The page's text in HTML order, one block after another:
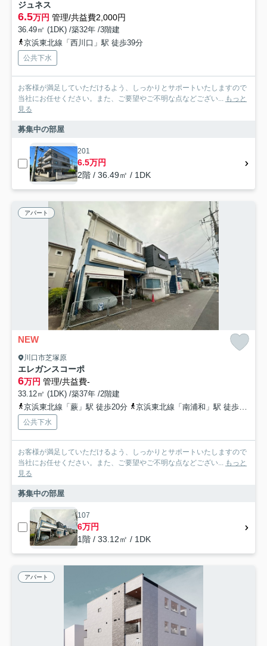
ジュネス
6.5万円 管理/共益費2,000円
36.49㎡ (1DK) /築32年 /3階建
京浜東北線「西川口」駅 徒歩39分
公共下水
お客様が満足していただけるよう、しっかりとサポートいたしますので
当社にお任せください。また、ご要望やご不明な点などござい... もっと
見る
募集中の部屋
201
6.5万円
2階 / 36.49㎡ / 1DK
アパート
NEW
川口市芝塚原
エレガンスコーポ
6万円 管理/共益費-
33.12㎡ (1DK) /築37年 /2階建
京浜東北線「蕨」駅 徒歩20分
京浜東北線「南浦和」駅 徒歩25分
公共下水
お客様が満足していただけるよう、しっかりとサポートいたしますので
当社にお任せください。また、ご要望やご不明な点などござい...
もっと
見る
募集中の部屋
107
6万円
1階 / 33.12㎡ / 1DK
アパート